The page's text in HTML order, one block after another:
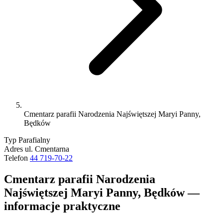
Cmentarz parafii Narodzenia Najświętszej Maryi Panny,
Będków
Typ Parafialny
Adres ul. Cmentarna
Telefon 44 719-70-22
Cmentarz parafii Narodzenia
Najświętszej Maryi Panny, Będków —
informacje praktyczne